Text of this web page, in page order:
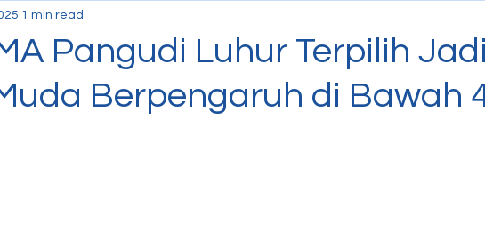
Pangudi Luhur Terpilih Jadi
Berpengaruh di Bawah
1 min read